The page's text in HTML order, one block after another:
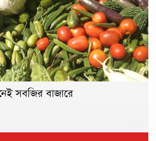
সবজির বাজারে